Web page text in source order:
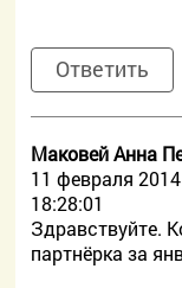
Ответить
Маковей Анна
11 февраля 2014
18:28:01
Здравствуйте.
партнёрка за